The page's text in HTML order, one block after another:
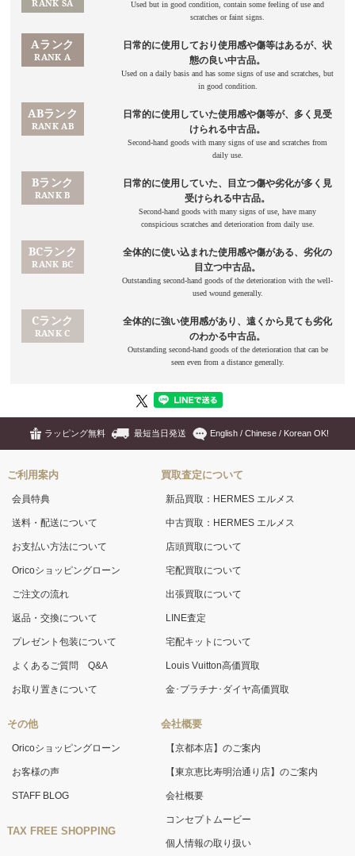
ラッピング無料 最短当日発送 English / Chinese / Korean OK!
ご利用案内
会員特典
送料・配送について
お支払い方法について
Oricoショッピングローン
ご注文の流れ
返品・交換について
プレゼント包装について
よくあるご質問 Q&A
お取り置きについて
その他
Oricoショッピングローン
お客様の声
STAFF BLOG
TAX FREE SHOPPING
買取査定について
新品買取：HERMES エルメス
中古買取：HERMES エルメス
店頭買取について
宅配買取について
出張買取について
LINE査定
宅配キットについて
Louis Vuitton高価買取
金･プラチナ･ダイヤ高価買取
会社概要
【京都本店】のご案内
【東京恵比寿明治通り店】のご案内
会社概要
コンセプトムービー
個人情報の取り扱い